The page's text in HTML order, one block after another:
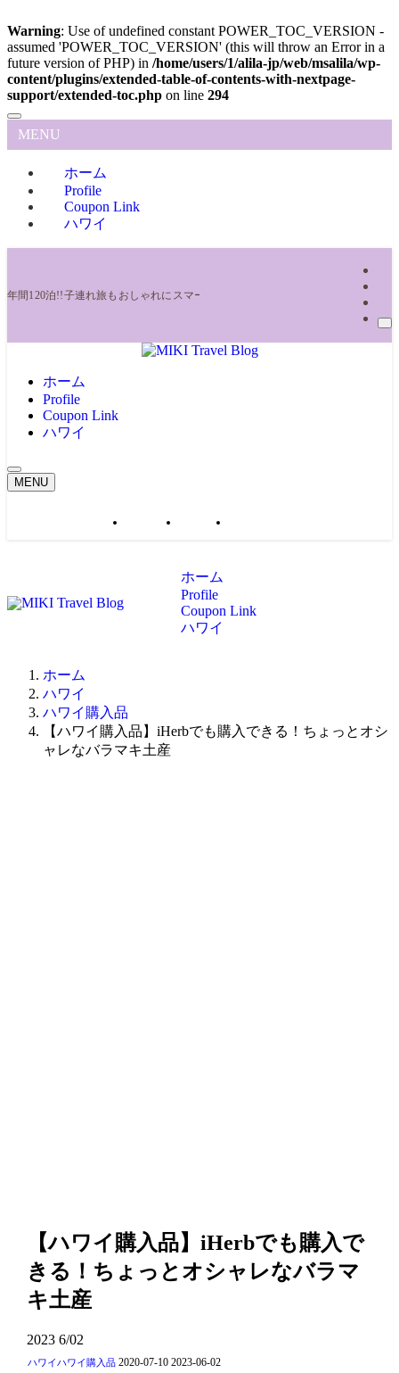
Warning: Use of undefined constant POWER_TOC_VERSION -
assumed 'POWER_TOC_VERSION' (this will throw an Error in a
future version of PHP) in /home/users/1/alila-jp/web/msalila/wp-
content/plugins/extended-table-of-contents-with-nextpage-
support/extended-toc.php on line 294
MENU
ホーム
Profile
Coupon Link
ハワイ
年間120泊!!子連れ旅もおしゃれにスマート旅 ママトラベラーの旅ブログ |
ホーム
Profile
Coupon Link
ハワイ
MENU
ホーム Profile
ホーム
Profile
Coupon Link
ハワイ
ホーム
ハワイ
ハワイ購入品
【ハワイ購入品】iHerbでも購入できる！ちょっとオシ
ャレなバラマキ土産
【ハワイ購入品】iHerbでも購入で
きる！ちょっとオシャレなバラマ
キ土産
2023 6/02
ハワイハワイ購入品 2020-07-10 2023-06-02